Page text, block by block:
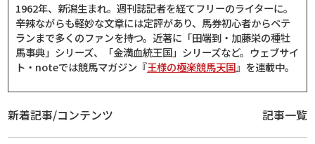
1962年、新潟生まれ。週刊誌記者を経てフリーのライターに。
辛辣ながらも軽妙な文章には定評があり、馬券初心者からベテ
ランまで多くのファンを持つ。近著に「田端到・加藤栄の種牡
馬事典」シリーズ、「金満血統王国」シリーズなど。ウェブサイ
ト・noteでは競馬マガジン『王様の極楽競馬天国』を連載中。
新着記事/コンテンツ 記事一覧